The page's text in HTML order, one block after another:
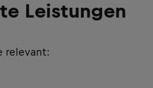
Leistungen
relevant: